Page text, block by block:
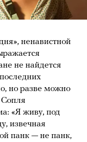
ненавистной
не найдется
но разве можно
Сопля
«Я живу, под
извечная
панк — не панк,